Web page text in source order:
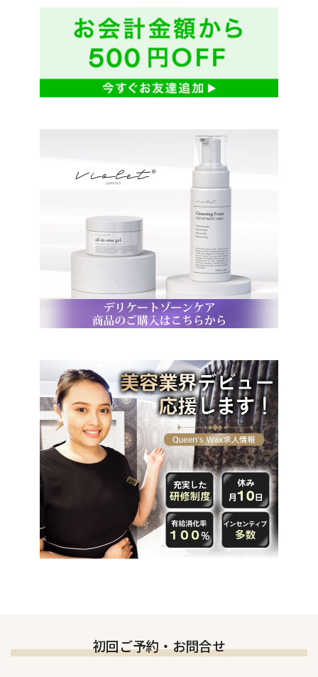
初回ご予約・お問合せ